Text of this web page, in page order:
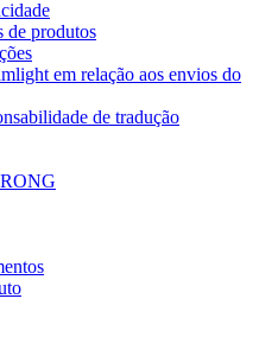
de produtos
em relação aos envios do
de tradução